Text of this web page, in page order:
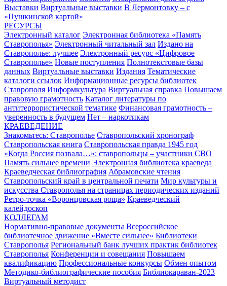
Выставки Виртуальные выставки В Лермонтовку – с
«Пушкинской картой»
РЕСУРСЫ
Электронный каталог Электронная библиотека «Память
Ставрополья» Электронный читальный зал Издано на
Ставрополье: лучшее Электронный ресурс «Цифровое
Ставрополье» Новые поступления Полнотекстовые базы
данных Виртуальные выставки Издания Тематические
каталоги ссылок Информационные ресурсы библиотек
Ставрополя Информкультура Виртуальная справка Повышаем
правовую грамотность Каталог литературы по
антитеррористической тематике Финансовая грамотность –
уверенность в будущем Нет – наркотикам
КРАЕВЕДЕНИЕ
Знакомьтесь: Ставрополье Ставропольский хронограф
Ставропольская книга Ставропольская правда 1945 год
«Когда Россия позвала…»: ставропольцы – участники СВО
Память сильнее времени Электронная библиотека краеведа
Краеведческая библиография Абрамовские чтения
Ставропольский край в центральной печати Мир культуры и
искусства Ставрополья на страницах периодических изданий
Ретро-точка «Воронцовская роща» Краеведческий
калейдоскоп
КОЛЛЕГАМ
Нормативно-правовые документы Всероссийское
библиотечное движение «Вместе сильнее» Библиотеки
Ставрополья Региональный банк лучших практик библиотек
Ставрополья Конференции и совещания Повышаем
квалификацию Профессиональные конкурсы Обмен опытом
Методико-библиографические пособия Библиокараван-2023
Виртуальный методист